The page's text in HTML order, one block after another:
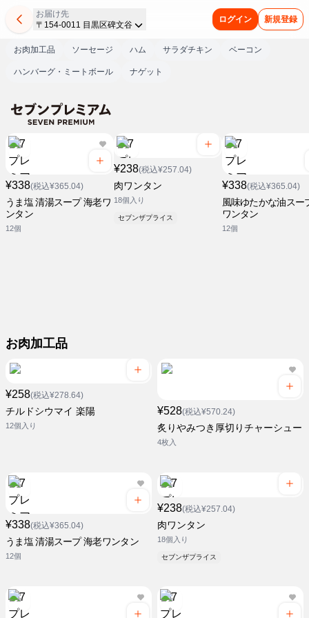
お届け先
〒154-0011 目黒区碑文谷
ログイン 新規登録
お肉加工品 ソーセージ ハム サラダチキン ベーコン
ハンバーグ・ミートボール ナゲット
¥338(税込¥365.04)
うま塩 清湯スープ 海老ワ
ンタン
12個
¥238(税込¥257.04)
肉ワンタン
18個入り
セブンザプライス
¥338(税込¥365.04)
風味ゆたかな油スー
ワンタン
12個
お肉加工品
¥258(税込¥278.64)
チルドシウマイ 楽陽
12個入り
¥528(税込¥570.24)
炙りやみつき厚切りチャーシュー
4枚入
¥338(税込¥365.04)
うま塩 清湯スープ 海老ワンタン
12個
¥238(税込¥257.04)
肉ワンタン
18個入り
セブンザプライス